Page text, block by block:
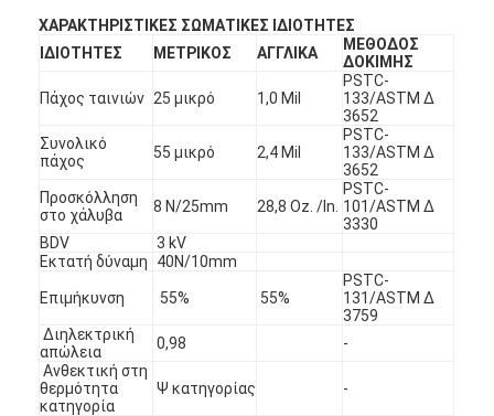
ΧΑΡΑΚΤΗΡΙΣΤΙΚΕΣ ΣΩΜΑΤΙΚΕΣ ΙΔΙΟΤΗΤΕΣ
ΙΔΙΟΤΗΤΕΣ
ΜΕΤΡΙΚΟΣ ΑΓΓΛΙΚΑ
ΜΕΘΟΔΟΣ
ΔΟΚΙΜΗΣ
Πάχος ταινιών 25 μικρό 1,0 Mil
PSTC-
133/ASTM Δ
3652
Συνολικό
πάχος
55 μικρό 2,4 Mil
PSTC-
133/ASTM Δ
3652
Προσκόλληση
στο χάλυβα
8 N/25mm 28,8 Oz. /In.
PSTC-
101/ASTM Δ
3330
BDV
3 kV
Εκτατή δύναμη
40N/10mm
Επιμήκυνση 55% 55%
PSTC-
131/ASTM Δ
3759
Διηλεκτρική
απώλεια
0,98
-
Ανθεκτική στη
θερμότητα
κατηγορία
Ψ κατηγορίας -